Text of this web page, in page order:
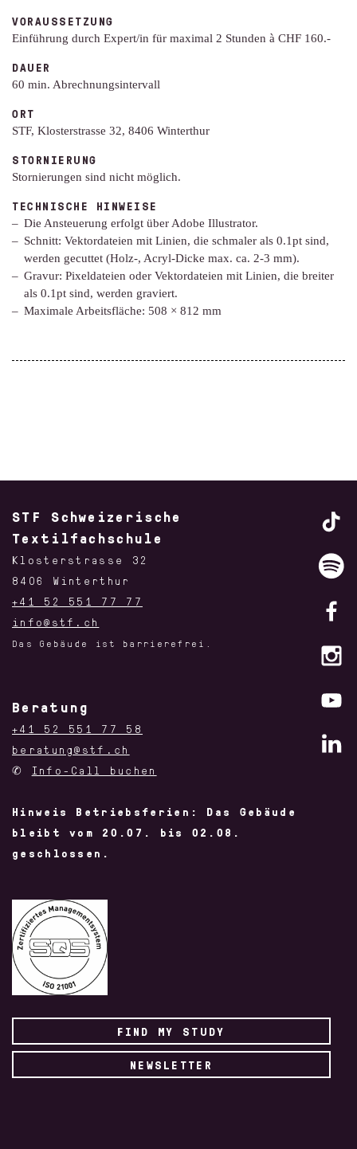
VORAUSSETZUNG
Einführung durch Expert/in für maximal 2 Stunden à CHF 160.-
DAUER
60 min. Abrechnungsintervall
ORT
STF, Klosterstrasse 32, 8406 Winterthur
STORNIERUNG
Stornierungen sind nicht möglich.
TECHNISCHE HINWEISE
Die Ansteuerung erfolgt über Adobe Illustrator.
Schnitt: Vektordateien mit Linien, die schmaler als 0.1pt sind,
werden gecuttet (Holz-, Acryl-Dicke max. ca. 2-3 mm).
Gravur: Pixeldateien oder Vektordateien mit Linien, die breiter
als 0.1pt sind, werden graviert.
Maximale Arbeitsfläche: 508 × 812 mm
STF Schweizerische
Textilfachschule
Klosterstrasse 32
8406 Winterthur
+41 52 551 77 77
info@stf.ch
Das Gebäude ist barrierefrei.
Beratung
+41 52 551 77 58
beratung@stf.ch
✆ Info-Call buchen
Hinweis Betriebsferien: Das Gebäude
bleibt vom 20.07. bis 02.08.
geschlossen.
FIND MY STUDY
NEWSLETTER